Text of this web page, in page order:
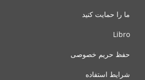
ما را حمایت کنید
Libro
حفظ حریم خصوصی
شرایط استفاده